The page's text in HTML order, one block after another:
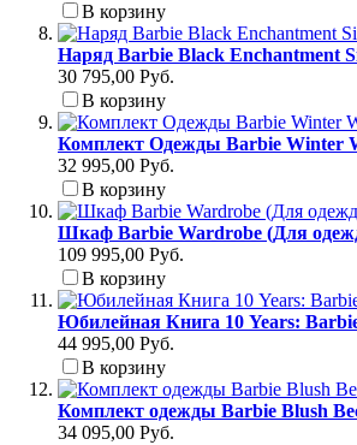
В корзину
Наряд Barbie Black Enchantment
30 795,00 Руб.
В корзину
Комплект Одежды Barbie Winter
32 995,00 Руб.
В корзину
Шкаф Barbie Wardrobe (Для
109 995,00 Руб.
В корзину
Юбилейная Книга 10 Years:
44 995,00 Руб.
В корзину
Комплект одежды Barbie Blush
34 095,00 Руб.